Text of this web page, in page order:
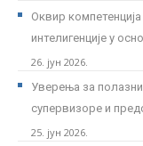
Оквир
интелигенције у
26. јун 2026.
Уверења за
супервизоре и
25. јун 2026.